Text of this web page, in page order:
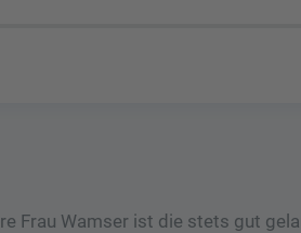
Frau Wamser ist die stets gut